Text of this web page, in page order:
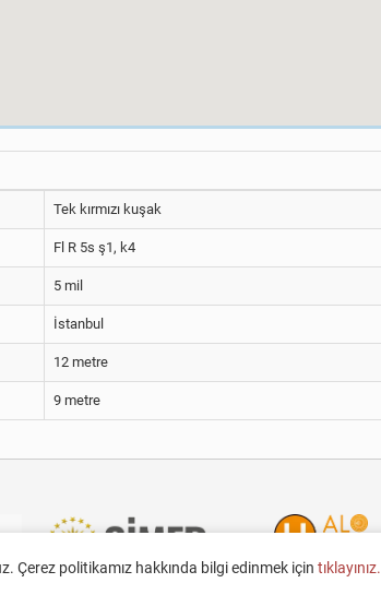
Tek kırmızı kuşak
Fl R 5s ş1, k4
5 mil
İstanbul
12 metre
9 metre
Çerez politikamız hakkında bilgi edinmek için tıklayınız.